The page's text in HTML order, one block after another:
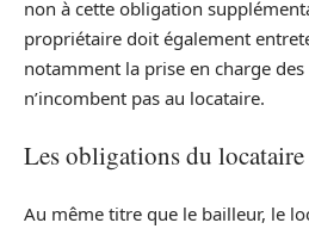
non à cette obligation
propriétaire doit également
notamment la prise en charge
n’incombent pas au locataire.
Les obligations du locataire
Au même titre que le bailleur, le